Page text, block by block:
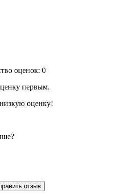
оценок: 0
первым.
оценку!
отзыв